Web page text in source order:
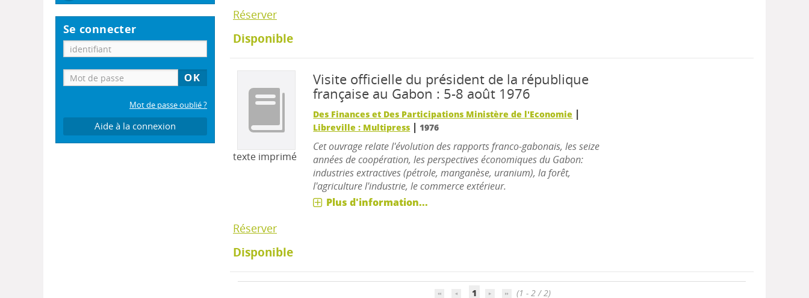
Se connecter
Mot de passe oublié ?
Aide à la connexion
Réserver
Disponible
texte imprimé
Visite officielle du président de la république
française au Gabon : 5-8 août 1976
Des Finances et Des Participations Ministère de l'Economie |
Libreville : Multipress | 1976
Cet ouvrage relate l'évolution des rapports franco-gabonais, les seize
années de coopération, les perspectives économiques du Gabon:
industries extractives (pétrole, manganèse, uranium), la forêt,
l'agriculture l'industrie, le commerce extérieur.
Plus d'information...
Réserver
Disponible
1 (1 - 2 / 2)